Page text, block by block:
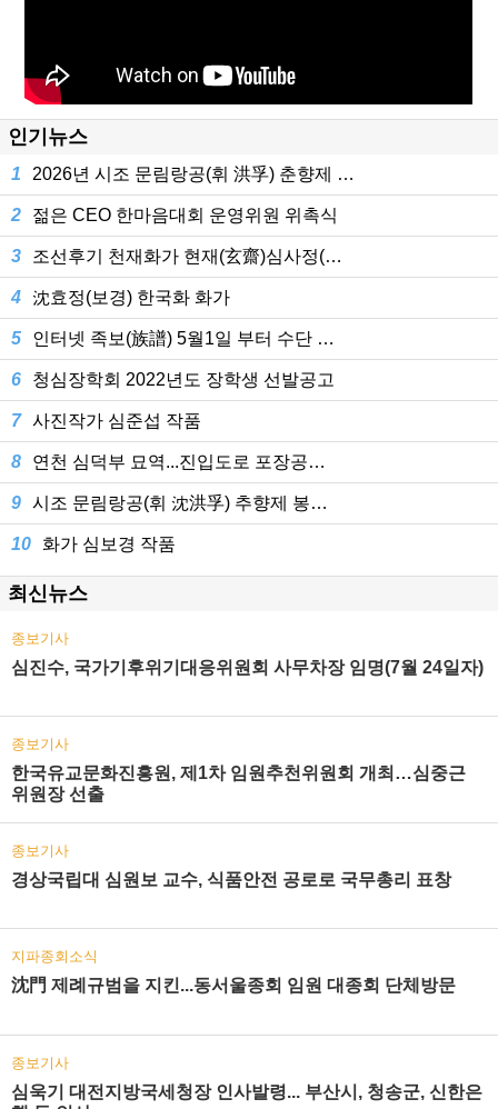
인기뉴스
1 2026년 시조 문림랑공(휘 洪孚) 춘향제 …
2 젊은 CEO 한마음대회 운영위원 위촉식
3 조선후기 천재화가 현재(玄齋)심사정(…
4 沈효정(보경) 한국화 화가
5 인터넷 족보(族譜) 5월1일 부터 수단 …
6 청심장학회 2022년도 장학생 선발공고
7 사진작가 심준섭 작품
8 연천 심덕부 묘역...진입도로 포장공…
9 시조 문림랑공(휘 沈洪孚) 추향제 봉…
10 화가 심보경 작품
최신뉴스
종보기사
심진수, 국가기후위기대응위원회 사무차장 임명(7월 24일자)
종보기사
한국유교문화진흥원, 제1차 임원추천위원회 개최…심중근
위원장 선출
종보기사
경상국립대 심원보 교수, 식품안전 공로로 국무총리 표창
지파종회소식
沈門 제례규범을 지킨...동서울종회 임원 대종회 단체방문
종보기사
심욱기 대전지방국세청장 인사발령... 부산시, 청송군, 신한은